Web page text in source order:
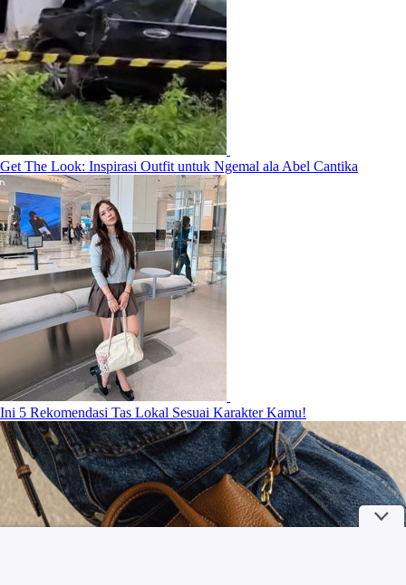
Get The Look: Inspirasi Outfit untuk Ngemal ala Abel Cantika
Ini 5 Rekomendasi Tas Lokal Sesuai Karakter Kamu!